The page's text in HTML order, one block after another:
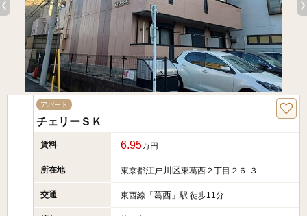
アパート
チェリーＳＫ
賃料 6.95万円
所在地 東京都江戸川区東葛西２丁目２６-３
交通 東西線「 葛西 」駅 徒歩11分